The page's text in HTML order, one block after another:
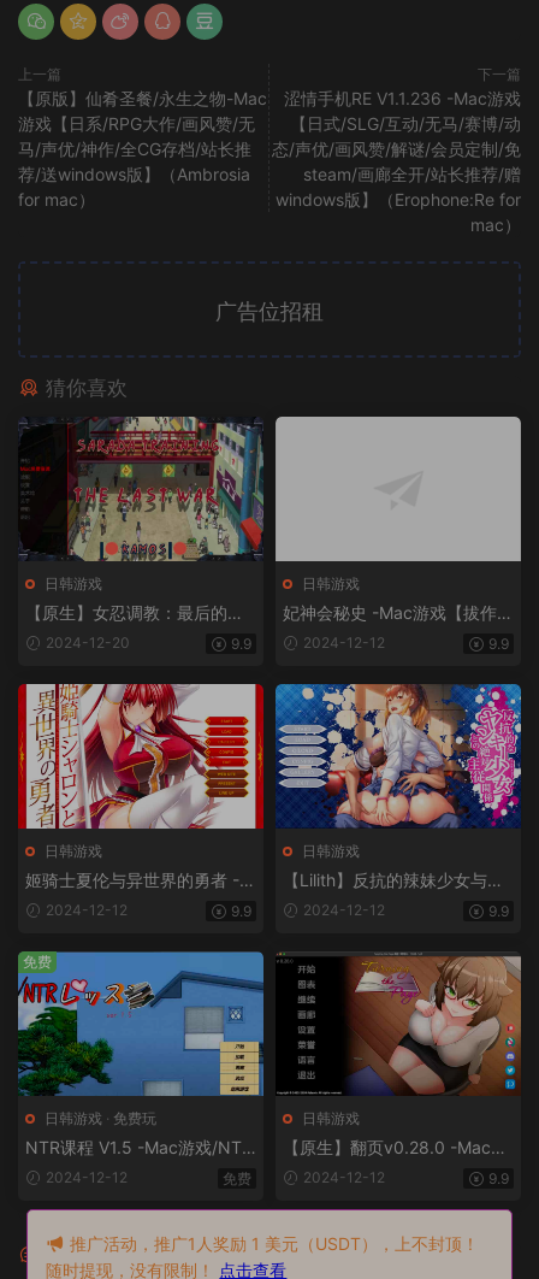
上一篇
【原版】仙肴圣餐/永生之物-Mac
游戏【日系/RPG大作/画风赞/无
马/声优/神作/全CG存档/站长推
荐/送windows版】（Ambrosia
for mac）
下一篇
涩情手机RE V1.1.236 -Mac游戏
【日式/SLG/互动/无马/赛博/动
态/声优/画风赞/解谜/会员定制/免
steam/画廊全开/站长推荐/赠
windows版】（Erophone:Re for
mac）
广告位招租
猜你喜欢
日韩游戏
【原生】女忍调教：最后的战
争V3.20 -Mac游戏/Sarada Tr
【欧美slg/火影同人/无马/后
宫/调教/2D/画风赞/画廊解锁/
站长推荐/送windows版和安卓
版】
2024-12-20 9.9
日韩游戏
妃神会秘史 -Mac游戏【拔作/A
DV/官中/赠windows版】
2024-12-12 9.9
日韩游戏
姬骑士夏伦与异世界的勇者 -M
ac游戏/姫騎士シャロンと異世
ADV/阿黑颜/巨乳/画廊全开/赠
windows版】
2024-12-12 9.9
日韩游戏
【Lilith】反抗的辣妹少女与绝
对主从关系 -Mac游戏/反抗的
関係 for mac【ADV/画廊全开/
赠windows版】
2024-12-12 9.9
日韩游戏 · 免费玩
NTR课程 V1.5 -Mac游戏/NTR
Lesson for mac/NTRレッスン
赠windows版】
2024-12-12 免费
免费
日韩游戏
【原生】翻页v0.28.0 -Mac游
戏/ Turning the Page for mac
2024-12-12 9.9
评论 0
推广活动，推广1人奖励 1 美元（USDT），上不封顶！
随时提现，没有限制！ 点击查看